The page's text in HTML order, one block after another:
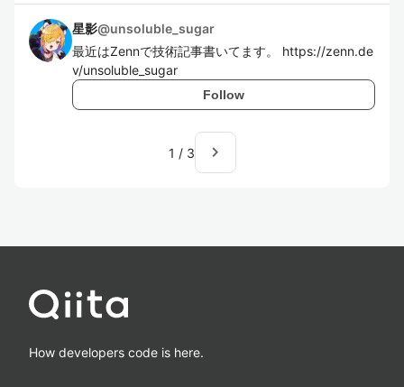
星影@unsoluble_sugar
最近はZennで技術記事書いてます。 https://zenn.de
v/unsoluble_sugar
Follow
1 / 3 navigate_next
How developers code is here.